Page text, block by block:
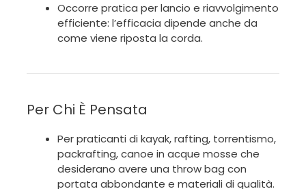
Occorre pratica per lancio e riavvolgimento
efficiente: l’efficacia dipende anche da
come viene riposta la corda.
Per Chi È Pensata
Per praticanti di kayak, rafting, torrentismo,
packrafting, canoe in acque mosse che
desiderano avere una throw bag con
portata abbondante e materiali di qualità.